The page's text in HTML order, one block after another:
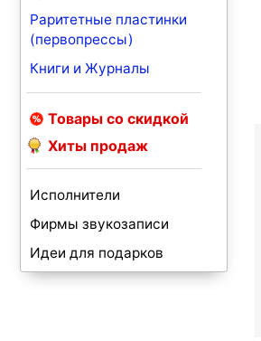
Раритетные пластинки
(первопрессы)
Книги и Журналы
Товары со скидкой
Хиты продаж
Исполнители
Фирмы звукозаписи
Идеи для подарков